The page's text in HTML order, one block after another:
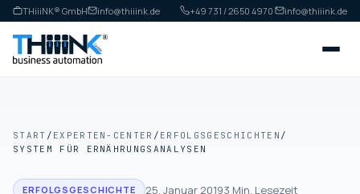
THiiiNK® GmbH info@thiiink.de +49 731 / 2650 4970· info@thiiink.de
START / EXPERTEN-CENTER / ERFOLGSGESCHICHTEN /
SYSTEM FÜR ERNÄHRUNGSANALYSEN
ERFOLGSGESCHICHTE 25. Januar 20193 Min. Lesezeit